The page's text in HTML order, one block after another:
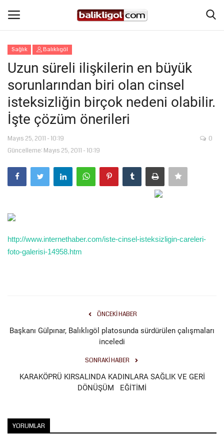
Giriş Yap
Anasayfa
Köşe Yazıları
Eğitim
Magazin
Spor
Gündem
Sağlık
Sağlık Balıklıgöl
Uzun süreli ilişkilerin en büyük
sorunlarından biri olan cinsel
isteksizliğin birçok nedeni olabilir.
İşte çözüm önerileri
Mayıs 25, 2011 - 10:19
Güncelleme: Mayıs 25, 2011 - 10:19
0
http://www.internethaber.com/iste-cinsel-isteksizligin-careleri-
foto-galerisi-14958.htm
ÖNCEKI HABER
Başkanı Gülpınar, Balıklıgöl platosunda sürdürülen çalışmaları
inceledi
SONRAKI HABER
KARAKÖPRÜ KIRSALINDA KADINLARA SAĞLIK VE GERİ
DÖNÜŞÜM EĞİTİMİ
YORUMLAR